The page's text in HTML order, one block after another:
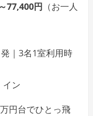
77,400円 （お一人
｜3名1室利用時
イン
円台でひとっ飛